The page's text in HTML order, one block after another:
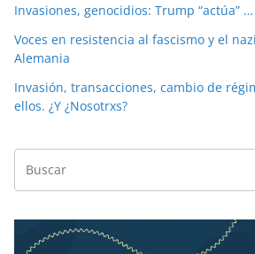
Invasiones, genocidios: Trump “actúa”
Voces en resistencia al fascismo y el
Alemania
Invasión, transacciones, cambio de
ellos. ¿Y ¿Nosotrxs?